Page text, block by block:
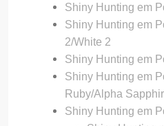
Shiny Hunting em
Shiny Hunting em
2/White 2
Shiny Hunting em
Shiny Hunting em
Ruby/Alpha
Shiny Hunting em